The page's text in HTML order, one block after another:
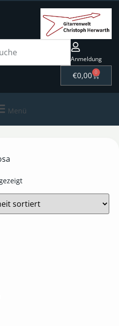
Anmeldung
€0,00 0
Menü